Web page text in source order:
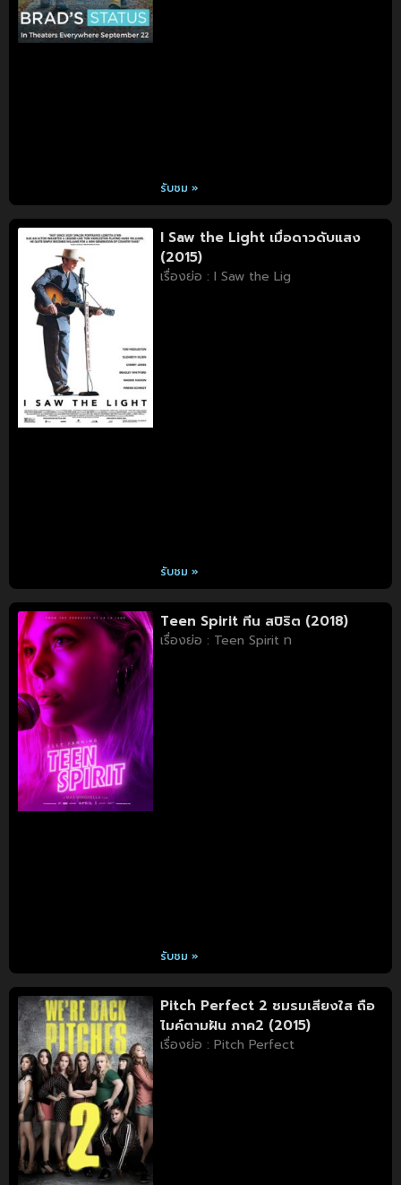
รับชม »
I Saw the Light เมื่อดาวดับแสง
(2015)
เรื่องย่อ : I Saw the Lig
รับชม »
Teen Spirit ทีน สปิริต (2018)
เรื่องย่อ : Teen Spirit ท
รับชม »
Pitch Perfect 2 ชมรมเสียงใส ถือ
ไมค์ตามฝัน ภาค2 (2015)
เรื่องย่อ : Pitch Perfect